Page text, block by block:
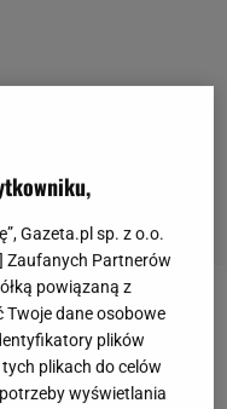
nie należy do
z czterech
był na podium. W
Gazeta.pl sp. z o.o.
] Zaufanych Partnerów
powiązaną z
Twoje dane osobowe
plików
plikach do celów
wyświetlania